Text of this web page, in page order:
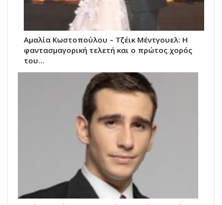
Αμαλία Κωστοπούλου – Τζέικ Μέντγουελ: Η
φαντασμαγορική τελετή και ο πρώτος χορός
του…